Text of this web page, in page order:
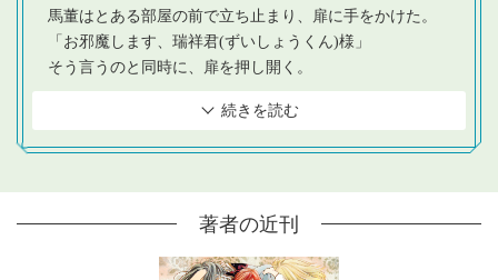
馬董はとある部屋の前で立ち止まり、扉に手をかけた。
「お邪魔します、瑞祥君(ずいしょうくん)様」
そう言うのと同時に、扉を押し開く。
続きを読む
著者の近刊